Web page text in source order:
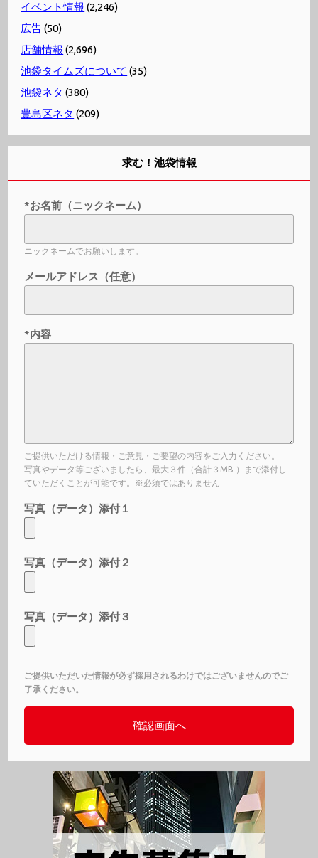
イベント情報 (2,246)
広告(50)
店舗情報 (2,696)
池袋タイムズについて (35)
池袋ネタ (380)
豊島区ネタ (209)
求む！池袋情報
*お名前（ニックネーム）
ニックネームでお願いします。
メールアドレス（任意）
*内容
ご提供いただける情報・ご意見・ご要望の内容をご入力ください。
写真やデータ等ございましたら、最大３件（合計３MB ）まで添付し
ていただくことが可能です。※必須ではありません
写真（データ）添付１
写真（データ）添付２
写真（データ）添付３
ご提供いただいた情報が必ず採用されるわけではございませんのでご
了承ください。